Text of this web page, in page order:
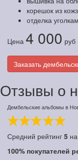
корешок из
отделка
Цена 4 000 руб
Заказать
Отзывы о
Дембельские альбомы в
Средний рейтинг 5
100% покупателей